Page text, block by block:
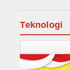
Teknologi